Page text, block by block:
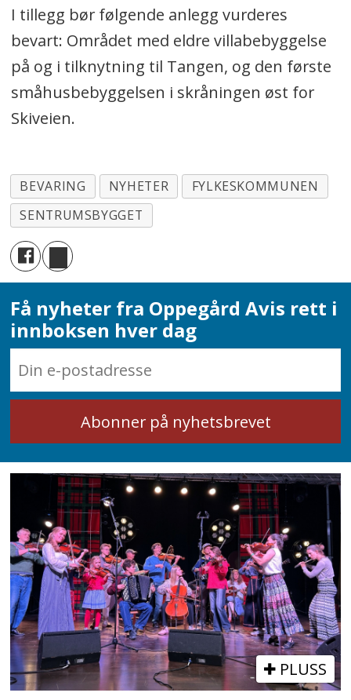
I tillegg bør følgende anlegg vurderes
bevart: Området med eldre villabebyggelse
på og i tilknytning til Tangen, og den første
småhusbebyggelsen i skråningen øst for
Skiveien.
BEVARING NYHETER
FYLKESKOMMUNEN
SENTRUMSBYGGET
Få nyheter fra Oppegård Avis rett i
innboksen hver dag
PLUSS